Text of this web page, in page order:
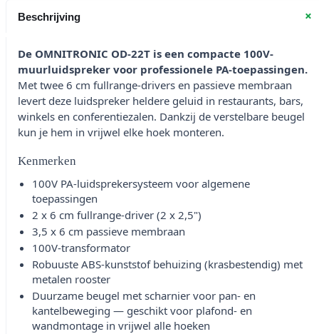
Beschrijving +
De OMNITRONIC OD-22T is een compacte 100V-
muurluidspreker voor professionele PA-toepassingen.
Met twee 6 cm fullrange-drivers en passieve membraan
levert deze luidspreker heldere geluid in restaurants, bars,
winkels en conferentiezalen. Dankzij de verstelbare beugel
kun je hem in vrijwel elke hoek monteren.
Kenmerken
100V PA-luidsprekersysteem voor algemene
toepassingen
2 x 6 cm fullrange-driver (2 x 2,5")
3,5 x 6 cm passieve membraan
100V-transformator
Robuuste ABS-kunststof behuizing (krasbestendig) met
metalen rooster
Duurzame beugel met scharnier voor pan- en
kantelbeweging — geschikt voor plafond- en
wandmontage in vrijwel alle hoeken